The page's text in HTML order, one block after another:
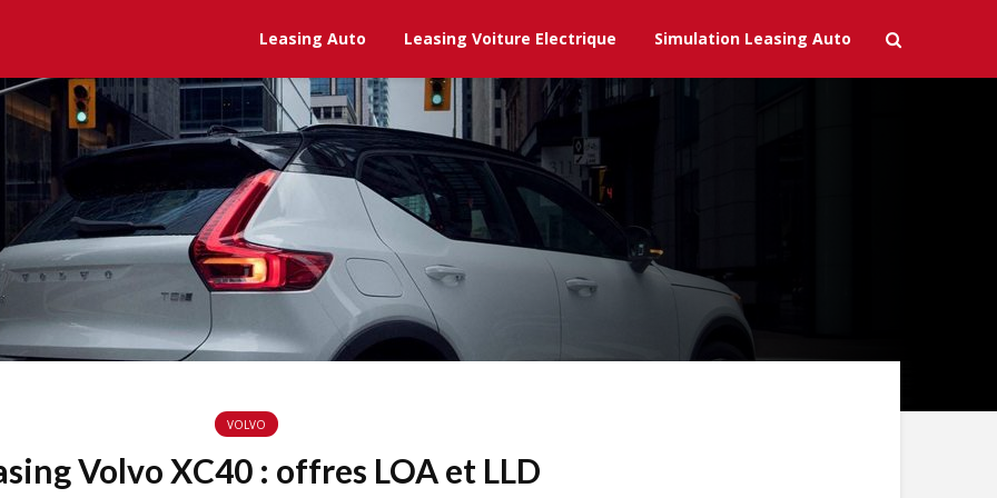
Leasing Auto Leasing Voiture Electrique Simulation Leasing Auto
VOLVO
Volvo XC40 : offres LOA et LLD